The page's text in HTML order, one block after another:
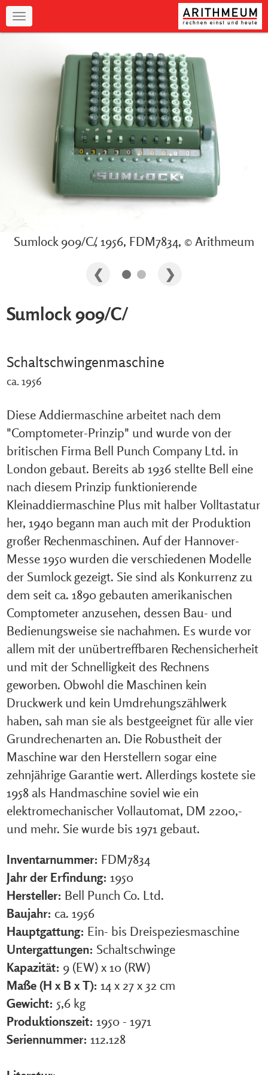
Navigation
Sumlock 909/C/, 1956, FDM7834, © Arithmeum
Sumlock 909/C/
Schaltschwingenmaschine
ca. 1956
Diese Addiermaschine arbeitet nach dem
"Comptometer-Prinzip" und wurde von der
britischen Firma Bell Punch Company Ltd. in
London gebaut. Bereits ab 1936 stellte Bell eine
nach diesem Prinzip funktionierende
Kleinaddiermaschine Plus mit halber Volltastatur
her, 1940 begann man auch mit der Produktion
großer Rechenmaschinen. Auf der Hannover-
Messe 1950 wurden die verschiedenen Modelle
der Sumlock gezeigt. Sie sind als Konkurrenz zu
dem seit ca. 1890 gebauten amerikanischen
Comptometer anzusehen, dessen Bau- und
Bedienungsweise sie nachahmen. Es wurde vor
allem mit der unübertreffbaren Rechensicherheit
und mit der Schnelligkeit des Rechnens
geworben. Obwohl die Maschinen kein
Druckwerk und kein Umdrehungszählwerk
haben, sah man sie als bestgeeignet für alle vier
Grundrechenarten an. Die Robustheit der
Maschine war den Herstellern sogar eine
zehnjährige Garantie wert. Allerdings kostete sie
1958 als Handmaschine soviel wie ein
elektromechanischer Vollautomat, DM 2200,-
und mehr. Sie wurde bis 1971 gebaut.
Inventarnummer: FDM7834
Jahr der Erfindung: 1950
Hersteller: Bell Punch Co. Ltd.
Baujahr: ca. 1956
Hauptgattung: Ein- bis Dreispeziesmaschine
Untergattungen: Schaltschwinge
Kapazität: 9 (EW) x 10 (RW)
Maße (H x B x T): 14 x 27 x 32 cm
Gewicht: 5,6 kg
Produktionszeit: 1950 - 1971
Seriennummer: 112.128